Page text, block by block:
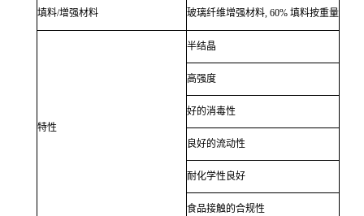
填料/增强材料 玻璃纤维增强材料, 60% 填料按重量
特性
半结晶
高强度
好的消毒性
良好的流动性
耐化学性良好
食品接触的合规性